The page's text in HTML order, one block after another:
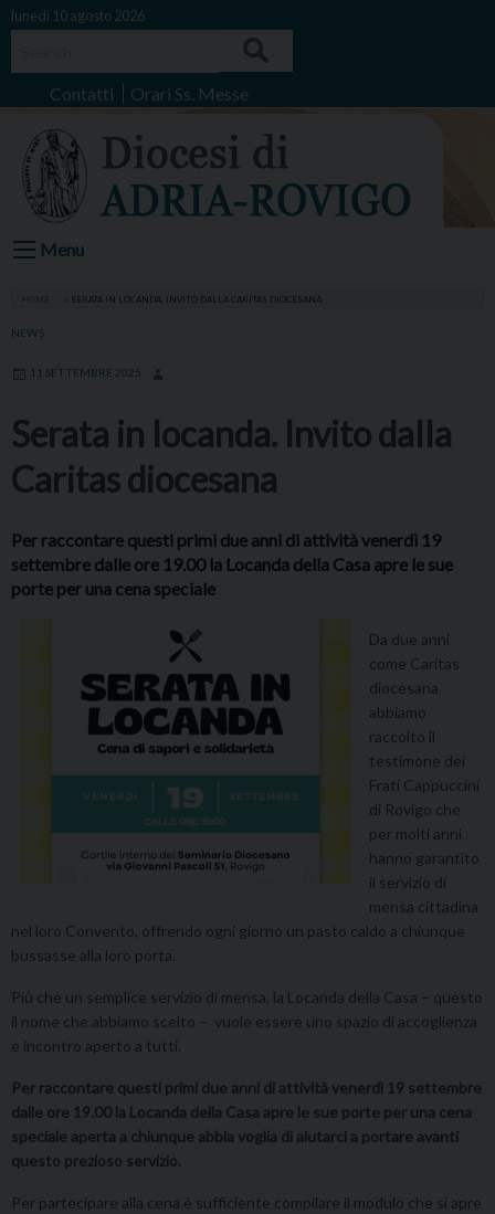
Skip
lunedì 10 agosto 2026
Contatti Orari Ss. Messe
Menu
HOME SERATA IN LOCANDA. INVITO DALLA CARITAS DIOCESANA
NEWS
11 SETTEMBRE 2025
Serata in locanda. Invito dalla
Caritas diocesana
Per raccontare questi primi due anni di attività venerdì 19
settembre dalle ore 19.00 la Locanda della Casa apre le sue
porte per una cena speciale
Da due anni
come Caritas
diocesana
abbiamo
raccolto il
testimone dei
Frati Cappuccini
di Rovigo che
per molti anni
hanno garantito
il servizio di
mensa cittadina
nel loro Convento, offrendo ogni giorno un pasto caldo a chiunque
bussasse alla loro porta.
Più che un semplice servizio di mensa, la Locanda della Casa – questo
il nome che abbiamo scelto – vuole essere uno spazio di accoglienza
e incontro aperto a tutti.
Per raccontare questi primi due anni di attività venerdì 19 settembre
dalle ore 19.00 la Locanda della Casa apre le sue porte per una cena
speciale aperta a chiunque abbia voglia di aiutarci a portare avanti
questo prezioso servizio.
Per partecipare alla cena è sufficiente compilare il modulo che si apre